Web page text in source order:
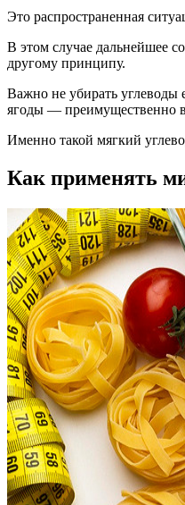
Это распространенная
В этом случае дальнейшее
другому принципу.
Важно не убирать углеводы
ягоды — преимущественно в
Именно такой мягкий
Как применять